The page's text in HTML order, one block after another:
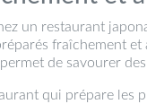
un restaurant
fraîchement
de savourer
qui prépare les